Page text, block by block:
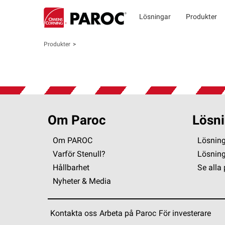
Lösningar Produkter
Produkter
Om Paroc
Om PAROC
Varför Stenull?
Hållbarhet
Nyheter & Media
Se alla
Kontakta oss Arbeta på Paroc För investerare